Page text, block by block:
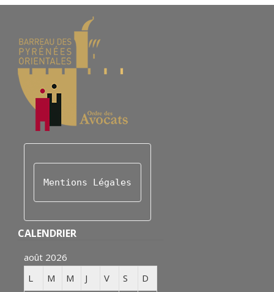
Mentions Légales
CALENDRIER
août 2026
L
M M J V S
D